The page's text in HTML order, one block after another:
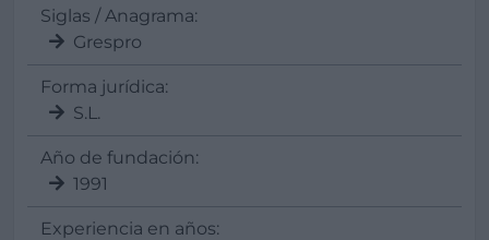
Siglas / Anagrama:
Grespro
Forma jurídica:
S.L.
Año de fundación:
1991
Experiencia en años: